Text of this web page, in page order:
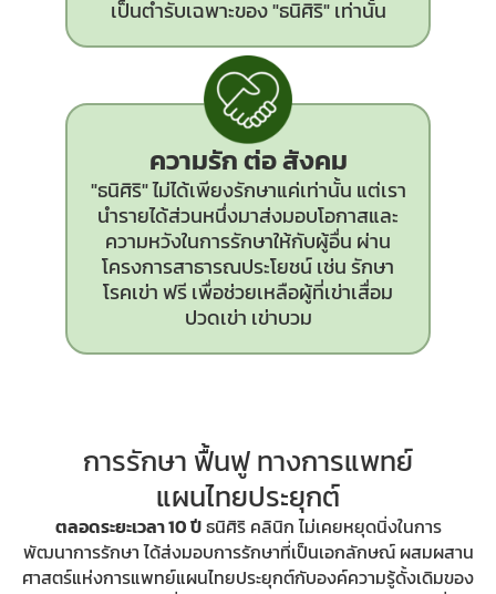
เป็นตำรับเฉพาะของ "ธนิศิริ" เท่านั้น
ความรัก ต่อ สังคม
"ธนิศิริ" ไม่ได้เพียงรักษาแค่เท่านั้น แต่เรา
นำรายได้ส่วนหนึ่งมาส่งมอบโอกาสและ
ความหวังในการรักษาให้กับผู้อื่น ผ่าน
โครงการสาธารณประโยชน์ เช่น รักษา
โรคเข่า ฟรี เพื่อช่วยเหลือผู้ที่เข่าเสื่อม
ปวดเข่า เข่าบวม
การรักษา ฟื้นฟู ทางการแพทย์
แผนไทยประยุกต์
ตลอดระยะเวลา 10 ปีธนิศิริ คลินิก ไม่เคยหยุดนิ่งในการ
พัฒนาการรักษา ได้ส่งมอบการรักษาที่เป็นเอกลักษณ์ ผสมผสาน
ศาสตร์แห่งการแพทย์แผนไทยประยุกต์กับองค์ความรู้ดั้งเดิมของ